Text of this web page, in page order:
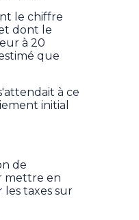
le chiffre
dont le
à 20
que
à ce
initial
de
mettre en
taxes sur